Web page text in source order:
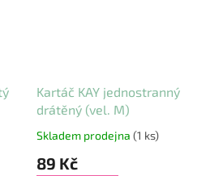
Kartáč KAY jednostranný
drátěný (vel. M)
Průměrné
produktu
Skladem prodejna (1 ks)
89 Kč